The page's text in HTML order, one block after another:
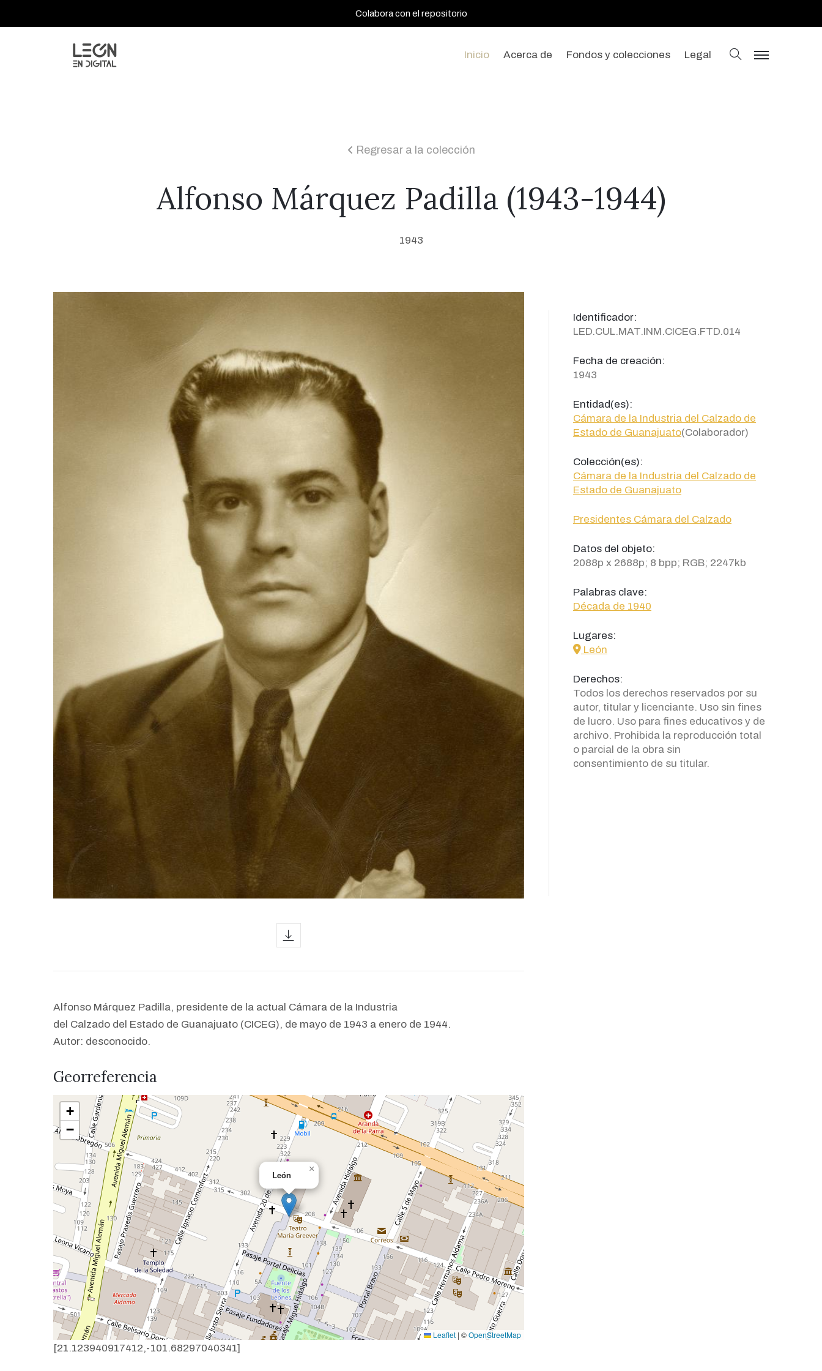
Colabora con el repositorio
Inicio Acerca de Fondos y colecciones Legal buscar
menu
icon
Regresar a la colección
Alfonso Márquez Padilla (1943-1944)
1943
Alfonso Márquez Padilla, presidente de la actual Cámara de la Industria
del Calzado del Estado de Guanajuato (CICEG), de mayo de 1943 a enero de 1944.
Autor: desconocido.
Georreferencia
León
×
+
−
Leaflet | ©OpenStreetMap
[21.123940917412,-101.68297040341]
Identificador:
LED.CUL.MAT.INM.CICEG.FTD.014
Fecha de creación:
1943
Entidad(es):
Cámara de la Industria del Calzado de
Estado de Guanajuato(Colaborador)
Colección(es):
Cámara de la Industria del Calzado de
Estado de Guanajuato
Presidentes Cámara del Calzado
Datos del objeto:
2088p x 2688p; 8 bpp; RGB; 2247kb
Palabras clave:
Década de 1940
Lugares:
icon
León
Derechos:
Todos los derechos reservados por su
autor, titular y licenciante. Uso sin fines
de lucro. Uso para fines educativos y de
archivo. Prohibida la reproducción total
o parcial de la obra sin
consentimiento de su titular.